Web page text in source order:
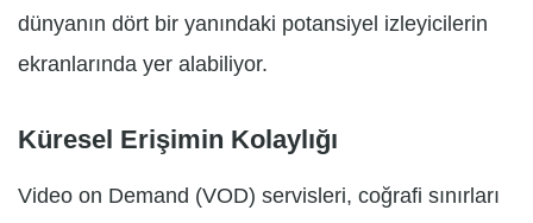
dünyanın dört bir yanındaki potansiyel izleyicilerin
ekranlarında yer alabiliyor.
Küresel Erişimin Kolaylığı
Video on Demand (VOD) servisleri, coğrafi sınırları